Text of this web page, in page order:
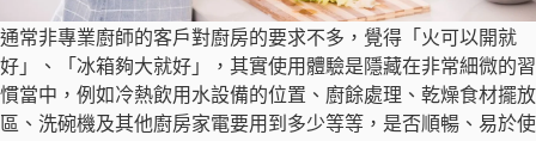
通常非專業廚師的客戶對廚房的要求不多，覺得「火可以開就
好」、「冰箱夠大就好」，其實使用體驗是隱藏在非常細微的習
慣當中，例如冷熱飲用水設備的位置、廚餘處理、乾燥食材擺放
區、洗碗機及其他廚房家電要用到多少等等，是否順暢、易於使